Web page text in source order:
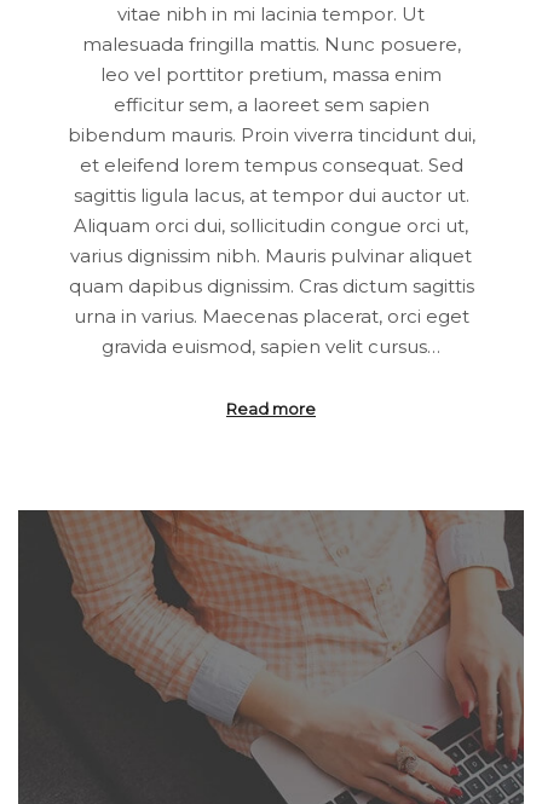
vitae nibh in mi lacinia tempor. Ut
malesuada fringilla mattis. Nunc posuere,
leo vel porttitor pretium, massa enim
efficitur sem, a laoreet sem sapien
bibendum mauris. Proin viverra tincidunt dui,
et eleifend lorem tempus consequat. Sed
sagittis ligula lacus, at tempor dui auctor ut.
Aliquam orci dui, sollicitudin congue orci ut,
varius dignissim nibh. Mauris pulvinar aliquet
quam dapibus dignissim. Cras dictum sagittis
urna in varius. Maecenas placerat, orci eget
gravida euismod, sapien velit cursus…
Read more